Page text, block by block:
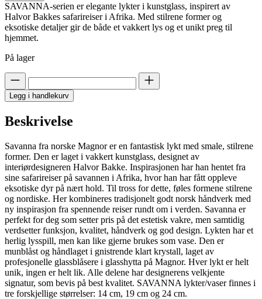
SAVANNA-serien er elegante lykter i kunstglass, inspirert av
Halvor Bakkes safarireiser i Afrika. Med stilrene former og
eksotiske detaljer gir de både et vakkert lys og et unikt preg til
hjemmet.
På lager
Legg i handlekurv
Beskrivelse
Savanna fra norske Magnor er en fantastisk lykt med smale, stilrene
former. Den er laget i vakkert kunstglass, designet av
interiørdesigneren Halvor Bakke. Inspirasjonen har han hentet fra
sine safarireiser på savannen i Afrika, hvor han har fått oppleve
eksotiske dyr på nært hold. Til tross for dette, føles formene stilrene
og nordiske. Her kombineres tradisjonelt godt norsk håndverk med
ny inspirasjon fra spennende reiser rundt om i verden. Savanna er
perfekt for deg som setter pris på det estetisk vakre, men samtidig
verdsetter funksjon, kvalitet, håndverk og god design. Lykten har et
herlig lysspill, men kan like gjerne brukes som vase. Den er
munblåst og håndlaget i gnistrende klart krystall, laget av
profesjonelle glassblåsere i glasshytta på Magnor. Hver lykt er helt
unik, ingen er helt lik. Alle delene har designerens velkjente
signatur, som bevis på best kvalitet. SAVANNA lykter/vaser finnes i
tre forskjellige størrelser: 14 cm, 19 cm og 24 cm.